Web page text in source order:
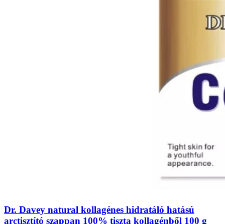
Dr. Davey natural kollagénes hidratáló hatású
arctisztító szappan 100% tiszta kollagénből 100 g